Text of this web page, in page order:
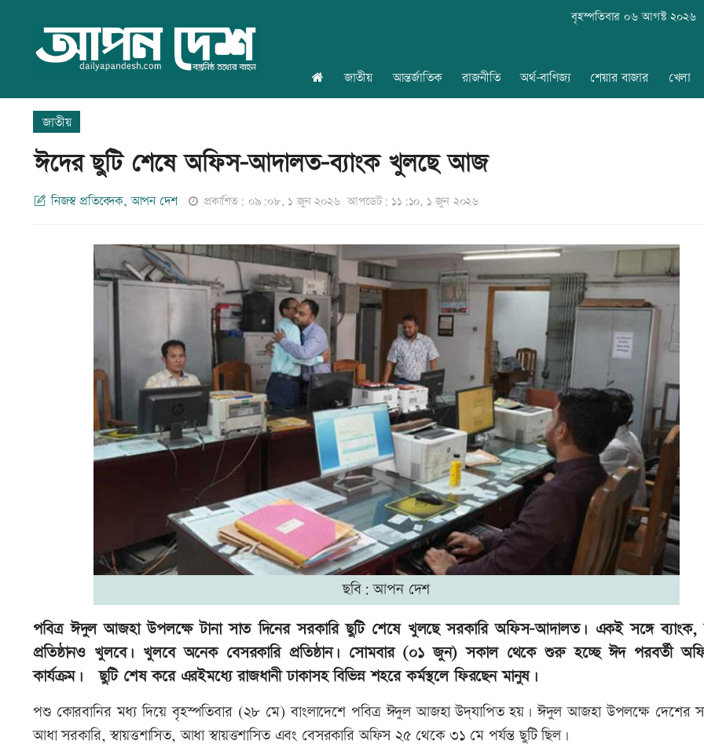
বৃহস্পতিবার ০৬ আগস্ট ২০২৬
জাতীয় আন্তর্জাতিক রাজনীতি অর্থ-বাণিজ্য শেয়ার বাজার খেলা
জাতীয়
ঈদের ছুটি শেষে অফিস-আদালত-ব্যাংক খুলছে আজ
নিজস্ব প্রতিবেদক, আপন দেশ প্রকাশিত: ০৯:০৮, ১ জুন ২০২৬ আপডেট: ১১:১০, ১ জুন ২০২৬
ছবি: আপন দেশ
পবিত্র ঈদুল আজহা উপলক্ষে টানা সাত দিনের সরকারি ছুটি শেষে খুলছে সরকারি অফিস-আদালত। একই সঙ্গে ব্যাংক,
প্রতিষ্ঠানও খুলবে। খুলবে অনেক বেসরকারি প্রতিষ্ঠান। সোমবার (০১ জুন) সকাল থেকে শুরু হচ্ছে ঈদ পরবর্তী
কার্যক্রম। ছুটি শেষ করে এরইমধ্যে রাজধানী ঢাকাসহ বিভিন্ন শহরে কর্মস্থলে ফিরছেন মানুষ।
পশু কোরবানির মধ্য দিয়ে বৃহস্পতিবার (২৮ মে) বাংলাদেশে পবিত্র ঈদুল আজহা উদ্‌যাপিত হয়। ঈদুল আজহা উপলক্ষে দেশের
আধা সরকারি, স্বায়ত্তশাসিত, আধা স্বায়ত্তশাসিত এবং বেসরকারি অফিস ২৫ থেকে ৩১ মে পর্যন্ত ছুটি ছিল।